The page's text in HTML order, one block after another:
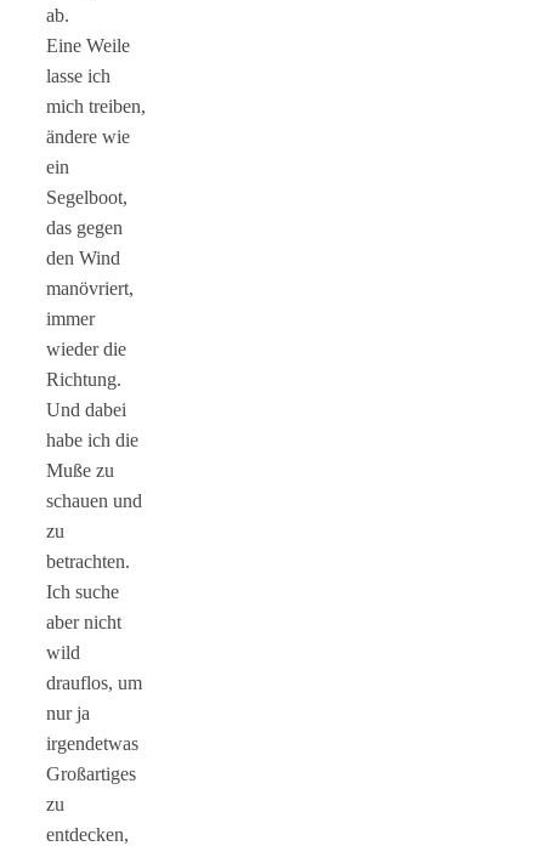
ab.
Eine Weile
lasse ich
mich treiben,
ändere wie
ein
Segelboot,
das gegen
den Wind
manövriert,
immer
wieder die
Richtung.
Und dabei
habe ich die
Muße zu
schauen und
zu
betrachten.
Ich suche
aber nicht
wild
drauflos, um
nur ja
irgendetwas
Großartiges
zu
entdecken,